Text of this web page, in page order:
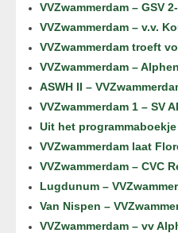
VVZwammerdam – GSV
VVZwammerdam – v.v.
VVZwammerdam troeft
VVZwammerdam –
ASWH II –
VVZwammerdam 1 – SV
Uit het programmaboekje
VVZwammerdam laat
VVZwammerdam – CVC
Lugdunum –
Van Nispen –
VVZwammerdam – vv